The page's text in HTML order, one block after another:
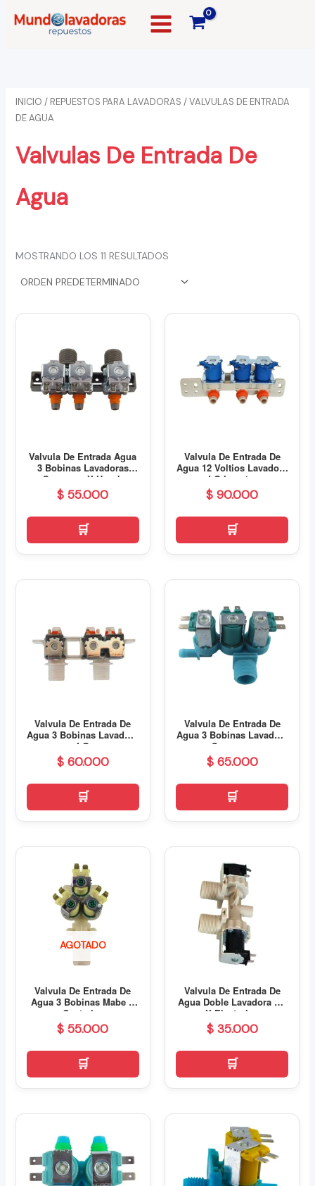
INICIO / REPUESTOS PARA LAVADORAS / VALVULAS DE ENTRADA
DE AGUA
Valvulas De Entrada De
Agua
MOSTRANDO LOS 11 RESULTADOS
Valvula De Entrada Agua
3 Bobinas Lavadoras
Samsung Y Haceb
$ 55.000
Valvula De Entrada De
Agua 12 Voltios Lavadora
LG Inverter
$ 90.000
Valvula De Entrada De
Agua 3 Bobinas Lavadora
LG
$60.000
Valvula De Entrada De
Agua 3 Bobinas Lavadora
Samsung
$65.000
AGOTADO
Valvula De Entrada De
Agua 3 Bobinas Mabe Y
Centrales
$ 55.000
Valvula De Entrada De
Agua Doble Lavadora LG
Y Electrolux
$35.000